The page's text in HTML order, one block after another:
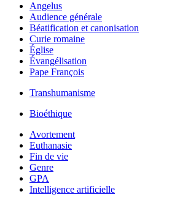
Angelus
Audience générale
Béatification et canonisation
Curie romaine
Église
Évangélisation
Pape François
Transhumanisme
Bioéthique
Avortement
Euthanasie
Fin de vie
Genre
GPA
Intelligence artificielle